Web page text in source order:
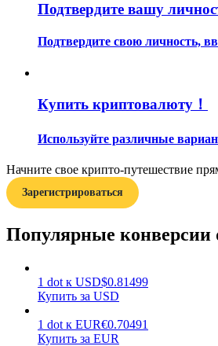
Анализ больших данных,
Гид
Руководство для начинающих по
Подтвердите вашу
Подтвердите свою личность,
Купить криптовалюту！
Используйте различные
Начните свое крипто-путешествие
Зарегистрироваться
Популярные
1 dot к USD$0.81499
Купить за USD
1 dot к EUR€0.70491
Купить за EUR